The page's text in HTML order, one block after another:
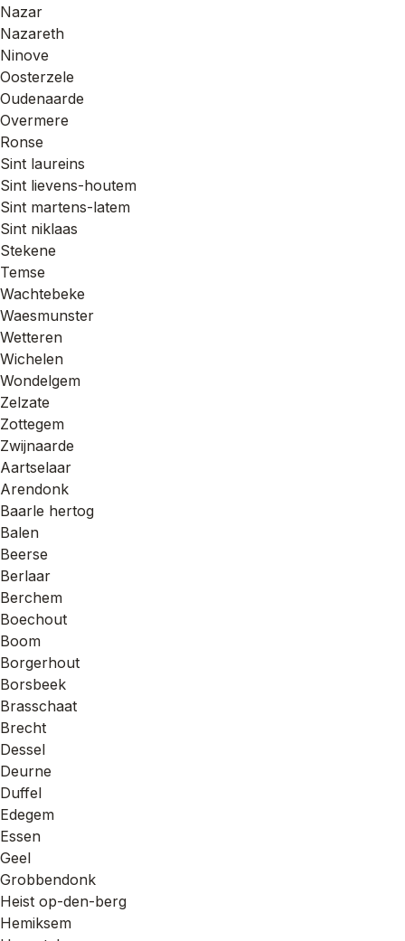
Nazar
Nazareth
Ninove
Oosterzele
Oudenaarde
Overmere
Ronse
Sint laureins
Sint lievens-houtem
Sint martens-latem
Sint niklaas
Stekene
Temse
Wachtebeke
Waesmunster
Wetteren
Wichelen
Wondelgem
Zelzate
Zottegem
Zwijnaarde
Aartselaar
Arendonk
Baarle hertog
Balen
Beerse
Berlaar
Berchem
Boechout
Boom
Borgerhout
Borsbeek
Brasschaat
Brecht
Dessel
Deurne
Duffel
Edegem
Essen
Geel
Grobbendonk
Heist op-den-berg
Hemiksem